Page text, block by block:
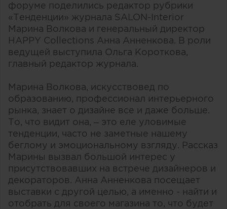
форуме поделились редактор рубрики
«Тенденции» журнала SALON-Interior
Марина Волкова и генеральный директор
HAPPY Collections Aнна Анненкова. В роли
ведущей выступила Ольга Короткова,
главный редактор журнала.
Марина Волкова, искусствовед по
образованию, профессионал интерьерного
рынка, знает о дизайне все и даже больше.
То, что видит она, – это еле уловимые
тенденции, часто не заметные нашему
беглому и эмоциональному взгляду. Рассказ
Марины вызвал большой интерес у
присутствовавших на встрече дизайнеров и
декораторов. Анна Анненкова посещает
выставки с другой целью, а именно - найти и
отобрать для своего магазина то, что будет